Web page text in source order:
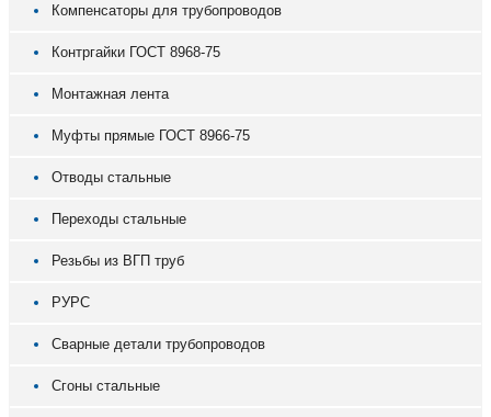
Компенсаторы для трубопроводов
Контргайки ГОСТ 8968-75
Монтажная лента
Муфты прямые ГОСТ 8966-75
Отводы стальные
Переходы стальные
Резьбы из ВГП труб
РУРС
Сварные детали трубопроводов
Сгоны стальные